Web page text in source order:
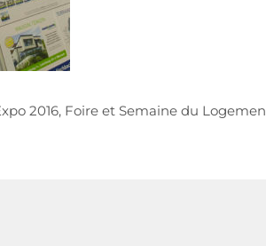
2016, Foire et Semaine du